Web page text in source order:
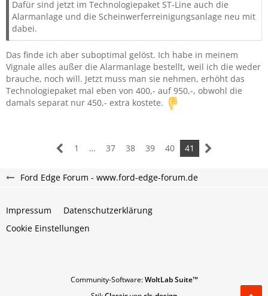
Dafür sind jetzt im Technologiepaket ST-Line auch die
Alarmanlage und die Scheinwerferreinigungsanlage neu mit
dabei.
Das finde ich aber suboptimal gelöst. Ich habe in meinem
Vignale alles außer die Alarmanlage bestellt, weil ich die weder
brauche, noch will. Jetzt muss man sie nehmen, erhöht das
Technologiepaket mal eben von 400,- auf 950,-, obwohl die
damals separat nur 450,- extra kostete.
1 … 37 38 39 40 41
Ford Edge Forum - www.ford-edge-forum.de
Impressum
Datenschutzerklärung
Cookie Einstellungen
Community-Software:WoltLab Suite™